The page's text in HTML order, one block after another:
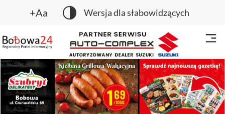
+Aa Wersja dla słabowidzących